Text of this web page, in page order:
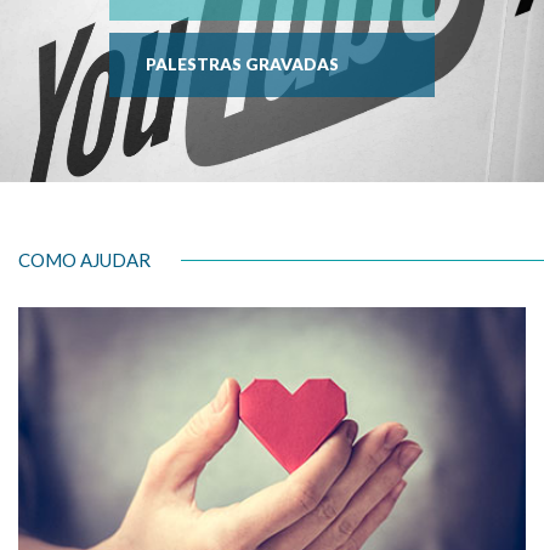
PALESTRAS GRAVADAS
COMO AJUDAR